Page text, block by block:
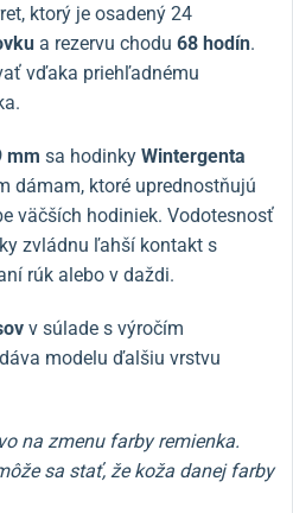
ktorý je osadený 24
a rezervu chodu 68 hodín.
vďaka priehľadnému
mm sa hodinky Wintergenta
dámam, ktoré uprednostňujú
väčších hodiniek. Vodotesnosť
zvládnu ľahší kontakt s
rúk alebo v daždi.
v súlade s výročím
modelu ďalšiu vrstvu
na zmenu farby remienka.
sa stať, že koža danej farby